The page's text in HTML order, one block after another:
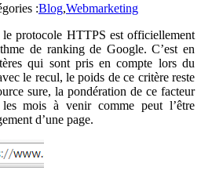
:Blog,Webmarketing
protocole HTTPS est officiellement
de ranking de Google. C’est en
qui sont pris en compte lors du
le recul, le poids de ce critère reste
sure, la pondération de ce facteur
mois à venir comme peut l’être
d’une page.